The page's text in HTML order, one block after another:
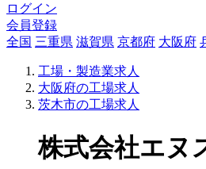
ログイン
会員登録
全国 三重県 滋賀県 京都府 大阪府
工場・製造業求人
大阪府の工場求人
茨木市の工場求人
株式会社エヌ